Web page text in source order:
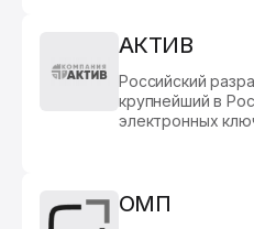
национальных
АКТИВ
Российский
крупнейший в
электронных
ОМП